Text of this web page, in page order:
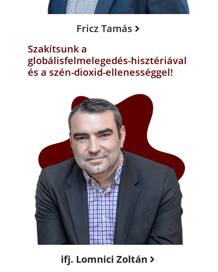
Fricz Tamás
Szakítsunk a
globálisfelmelegedés-hisztériával
és a szén-dioxid-ellenességgel!
ifj. Lomnici Zoltán